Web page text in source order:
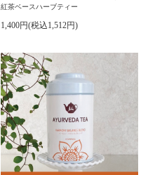
紅茶ベースハーブティー
1,400円(税込1,512円)